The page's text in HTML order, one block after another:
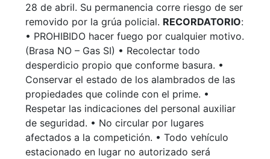
28 de abril. Su permanencia corre riesgo de ser
removido por la grúa policial. RECORDATORIO:
• PROHIBIDO hacer fuego por cualquier motivo.
(Brasa NO – Gas SI) • Recolectar todo
desperdicio propio que conforme basura. •
Conservar el estado de los alambrados de las
propiedades que colinde con el prime. •
Respetar las indicaciones del personal auxiliar
de seguridad. • No circular por lugares
afectados a la competición. • Todo vehículo
estacionado en lugar no autorizado será